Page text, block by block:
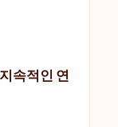
속적인 연